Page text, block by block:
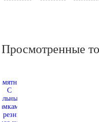
Просмотренные